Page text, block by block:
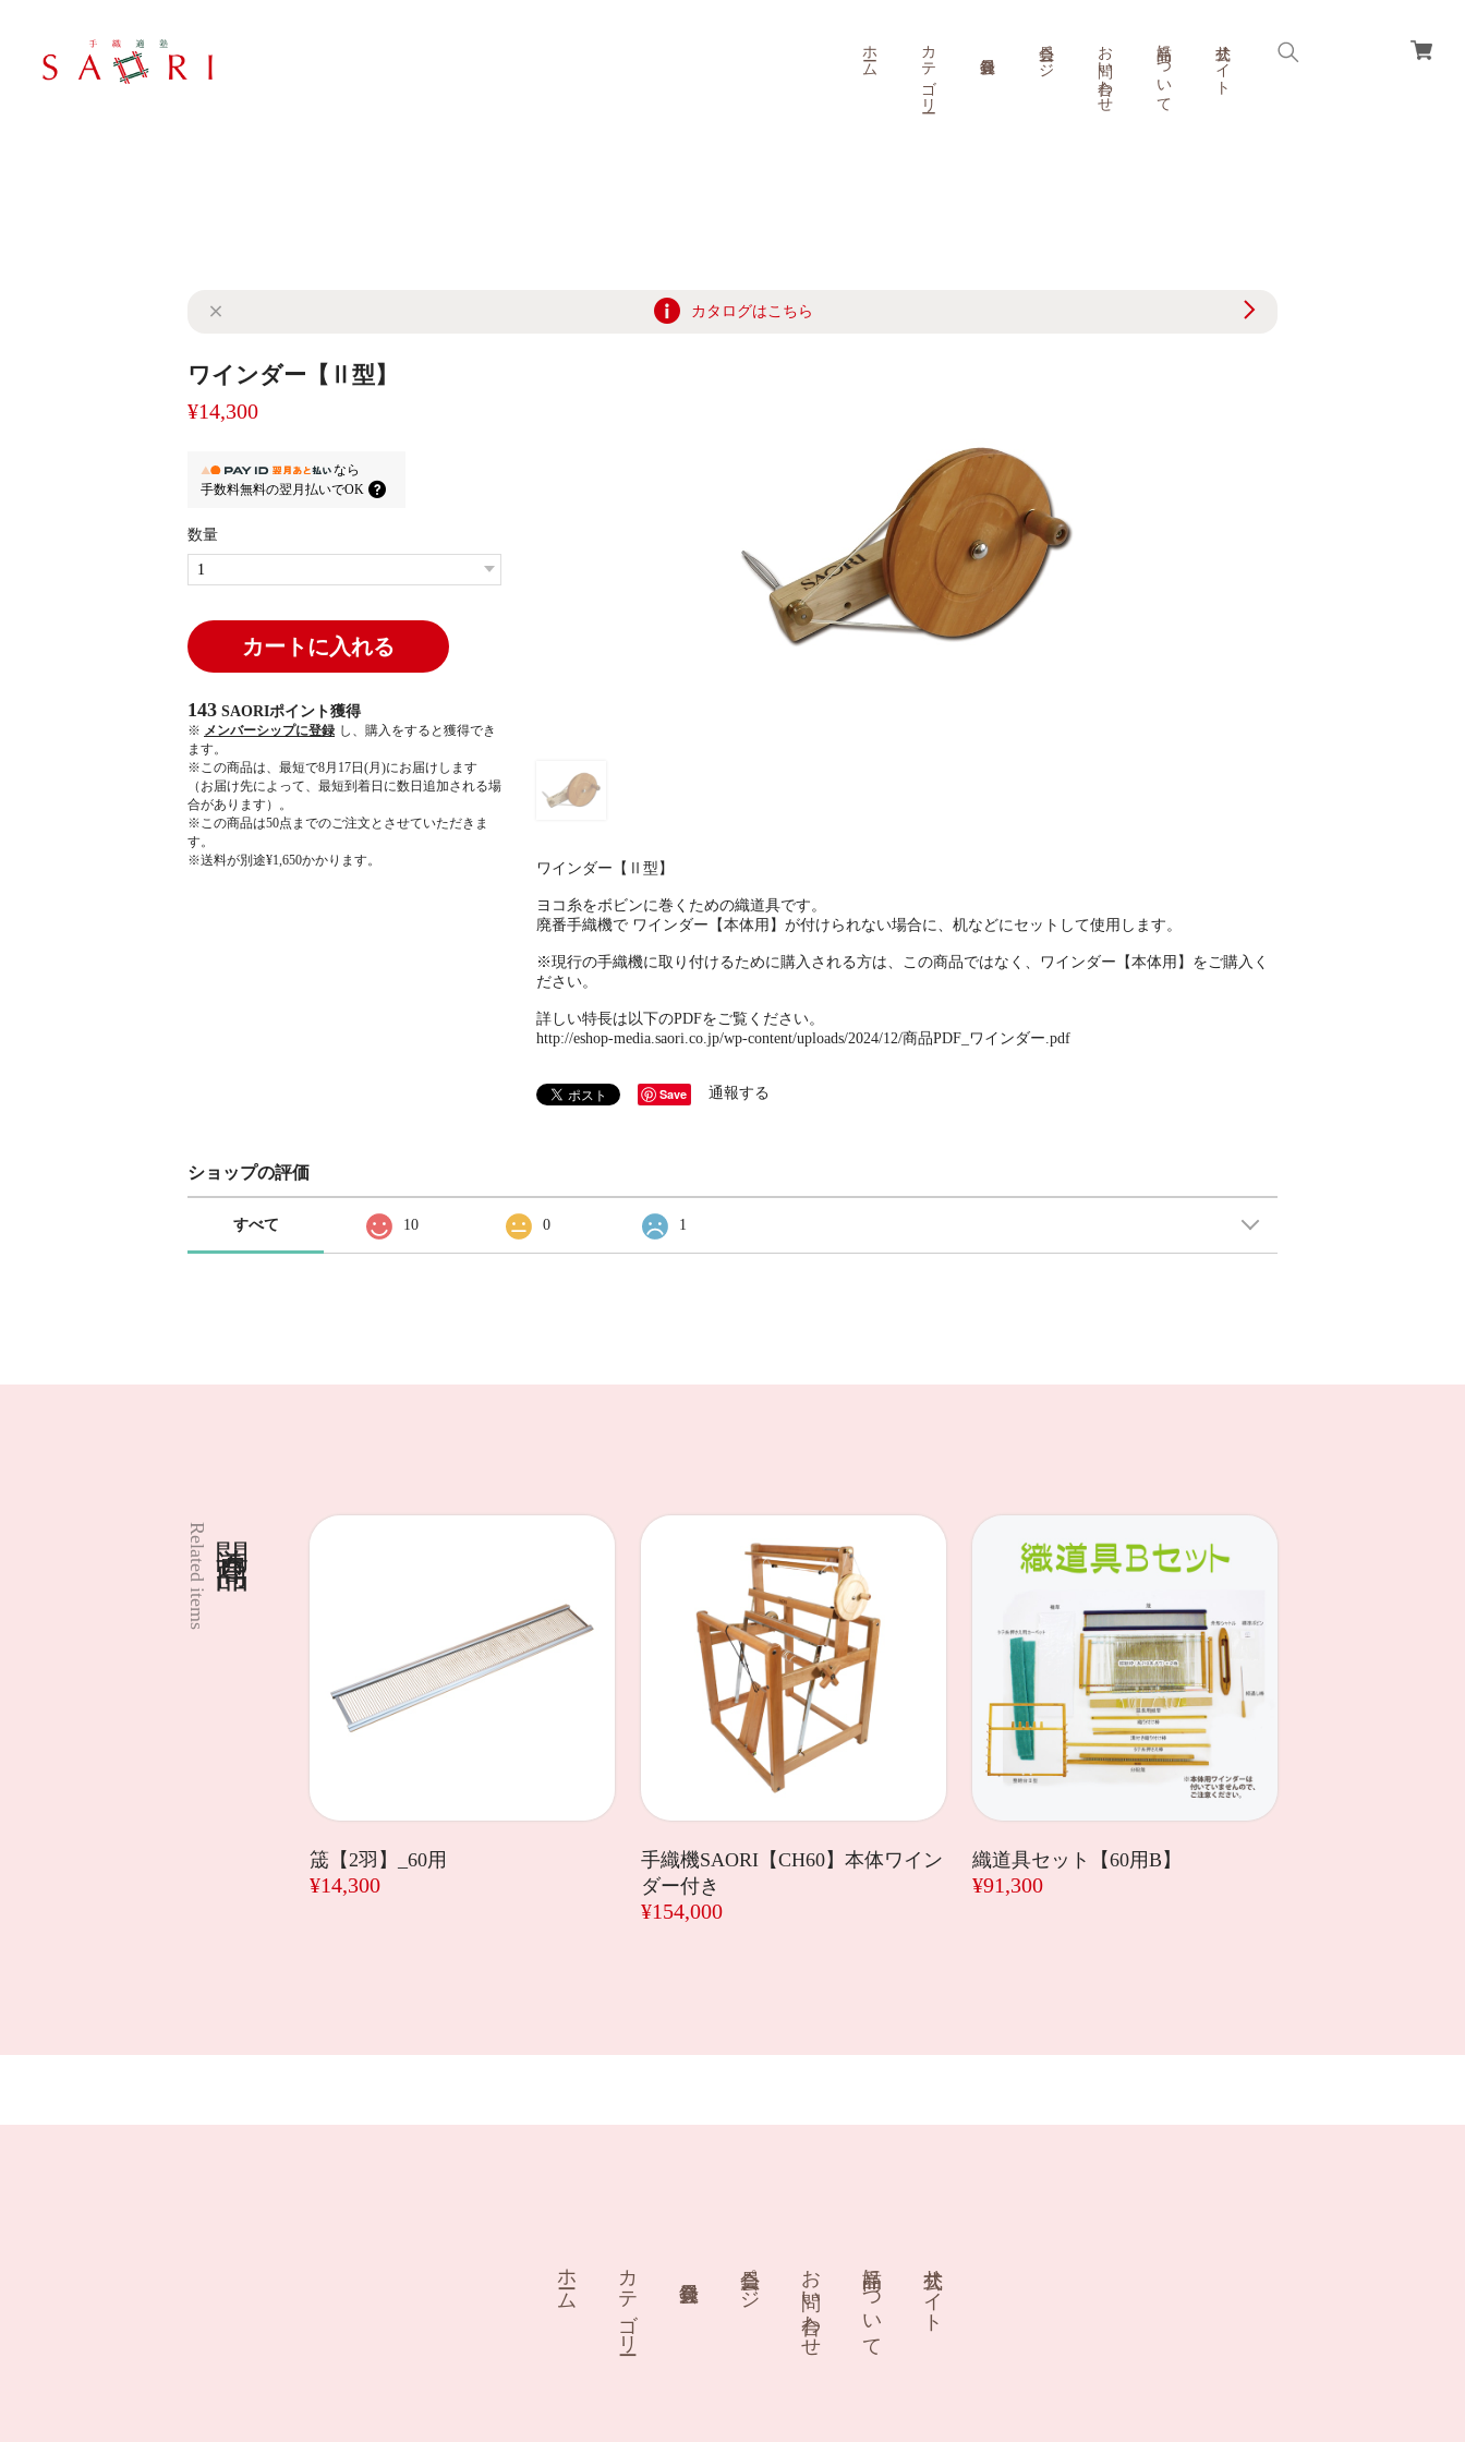
ホーム カテゴリー 会員ページ お問い合わせ 商品について 公式サイト
カタログはこちら
ワインダー【Ⅱ型】
¥14,300
なら
手数料無料の翌月払いでOK
数量
カートに入れる
143 SAORIポイント獲得
※ メンバーシップに登録 し、購入をすると獲得でき
ます。
※この商品は、最短で8月17日(月)にお届けします
（お届け先によって、最短到着日に数日追加される場
合があります）。
※この商品は50点までのご注文とさせていただきま
す。
※送料が別途¥1,650かかります。
ワインダー【Ⅱ型】
ヨコ糸をボビンに巻くための織道具です。
廃番手織機で ワインダー【本体用】が付けられない場合に、机などにセットして使用します。
※現行の手織機に取り付けるために購入される方は、この商品ではなく、ワインダー【本体用】をご購入く
ださい。
詳しい特長は以下のPDFをご覧ください。
http://eshop-media.saori.co.jp/wp-content/uploads/2024/12/商品PDF_ワインダー.pdf
Save 通報する
ショップの評価
すべて 10 0 1
Related items
筬【2羽】_60用
¥14,300
手織機SAORI【CH60】本体ワイン
ダー付き
¥154,000
織道具セット【60用B】
¥91,300
ホーム カテゴリー 会員ページ お問い合わせ 商品について 公式サイト